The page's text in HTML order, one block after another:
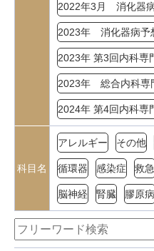
2022年3月 消化器
2023年 消化器病予
2023年 第3回内科専
2023年 総合内科専
2024年 第4回内科専
科目名
アレルギー その他
循環器 感染症 救急
脳神経 腎臓 膠原病